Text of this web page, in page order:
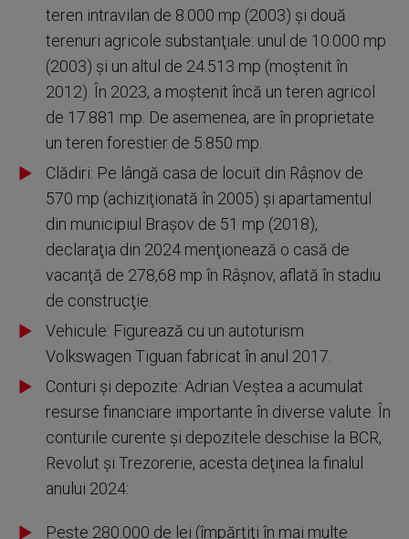
teren intravilan de 8.000 mp (2003) şi două
terenuri agricole substanţiale: unul de 10.000 mp
(2003) şi un altul de 24.513 mp (moştenit în
2012). În 2023, a moştenit încă un teren agricol
de 17.881 mp. De asemenea, are în proprietate
un teren forestier de 5.850 mp.
Clădiri: Pe lângă casa de locuit din Râşnov de
570 mp (achiziţionată în 2005) şi apartamentul
din municipiul Braşov de 51 mp (2018),
declaraţia din 2024 menţionează o casă de
vacanţă de 278,68 mp în Râşnov, aflată în stadiu
de construcţie.
Vehicule: Figurează cu un autoturism
Volkswagen Tiguan fabricat în anul 2017.
Conturi şi depozite: Adrian Veştea a acumulat
resurse financiare importante în diverse valute. În
conturile curente şi depozitele deschise la BCR,
Revolut şi Trezorerie, acesta deţinea la finalul
anului 2024:
Peste 280.000 de lei (împărţiţi în mai multe